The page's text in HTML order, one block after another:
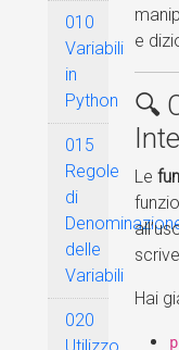
010
Variabili
in
Python
015
Regole
di
delle
Variabili
020
e
🔍
Le
Hai